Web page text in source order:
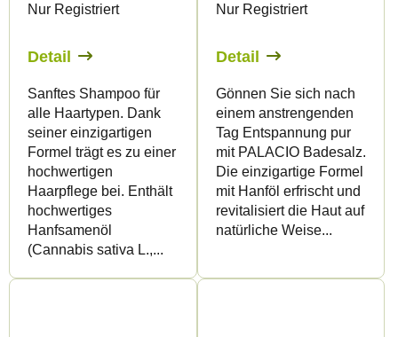
Nur Registriert
Detail
Sanftes Shampoo für
alle Haartypen. Dank
seiner einzigartigen
Formel trägt es zu einer
hochwertigen
Haarpflege bei. Enthält
hochwertiges
Hanfsamenöl
(Cannabis sativa L.,...
Nur Registriert
Detail
Gönnen Sie sich nach
einem anstrengenden
Tag Entspannung pur
mit PALACIO Badesalz.
Die einzigartige Formel
mit Hanföl erfrischt und
revitalisiert die Haut auf
natürliche Weise...